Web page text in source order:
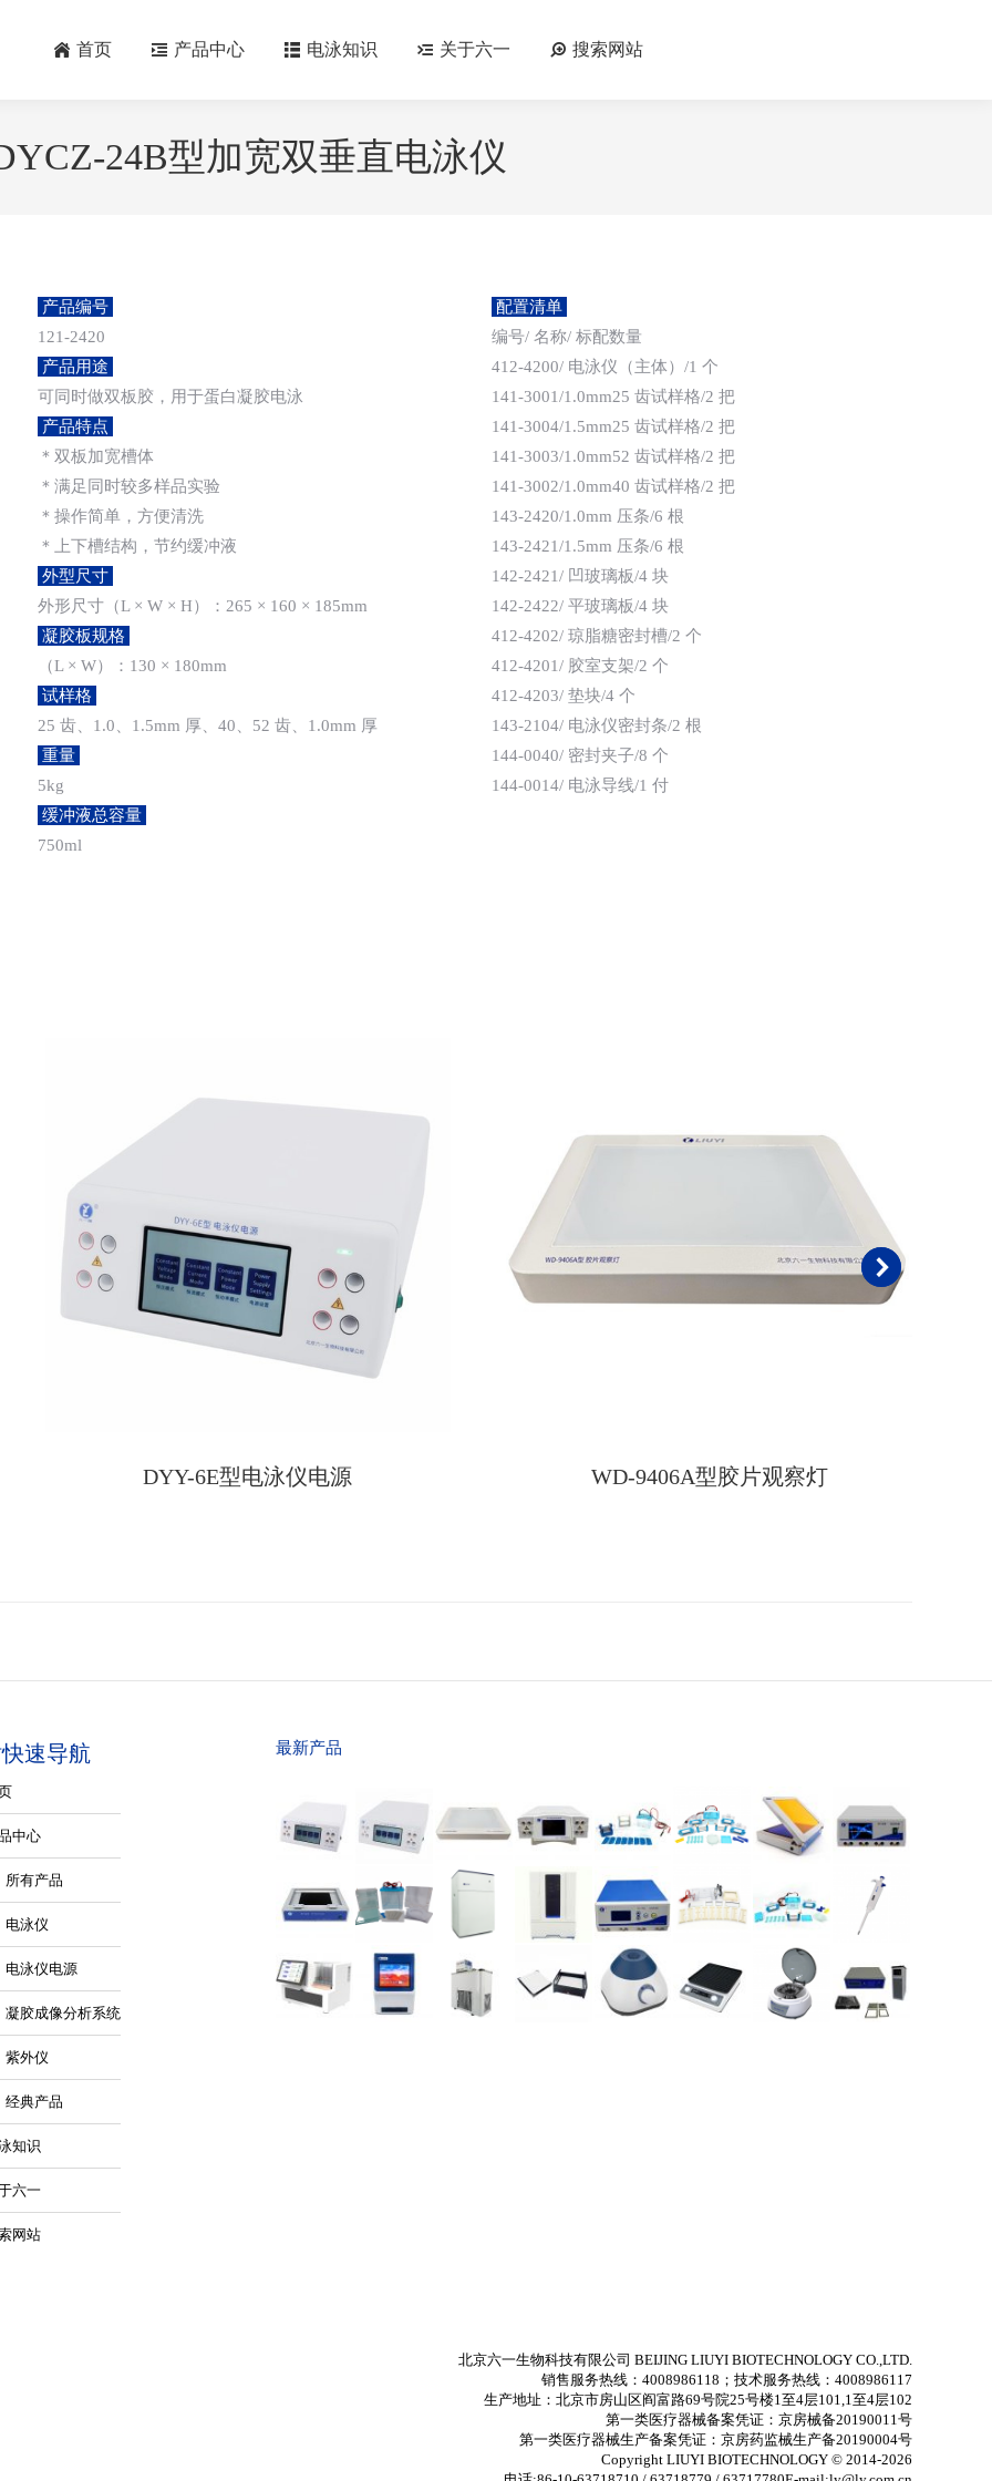
首页 产品中心 电泳知识 关于六一 搜索网站
24B型加宽双垂直电泳仪
产品编号
121-2420
产品用途
可同时做双板胶，用于蛋白凝胶电泳
产品特点
＊双板加宽槽体
＊满足同时较多样品实验
＊操作简单，方便清洗
＊上下槽结构，节约缓冲液
外型尺寸
外形尺寸（L × W × H）：265 × 160 × 185mm
凝胶板规格
（L × W）：130 × 180mm
试样格
25 齿、1.0、1.5mm 厚、40、52 齿、1.0mm 厚
重量
5kg
缓冲液总容量
750ml
配置清单
编号/ 名称/ 标配数量
412-4200/ 电泳仪（主体）/1 个
141-3001/1.0mm25 齿试样格/2 把
141-3004/1.5mm25 齿试样格/2 把
141-3003/1.0mm52 齿试样格/2 把
141-3002/1.0mm40 齿试样格/2 把
143-2420/1.0mm 压条/6 根
143-2421/1.5mm 压条/6 根
142-2421/ 凹玻璃板/4 块
142-2422/ 平玻璃板/4 块
412-4202/ 琼脂糖密封槽/2 个
412-4201/ 胶室支架/2 个
412-4203/ 垫块/4 个
143-2104/ 电泳仪密封条/2 根
144-0040/ 密封夹子/8 个
144-0014/ 电泳导线/1 付
DYY-6E型电泳仪电源 WD-9406A型胶片观察灯
速导航
中心
所有产品
电泳仪
电泳仪电源
凝胶成像分析系统
紫外仪
经典产品
知识
六一
网站
最新产品
北京六一生物科技有限公司 BEIJING LIUYI BIOTECHNOLOGY CO.,LTD.
销售服务热线：4008986118；技术服务热线：4008986117
生产地址：北京市房山区阎富路69号院25号楼1至4层101,1至4层102
第一类医疗器械备案凭证：京房械备20190011号
第一类医疗器械生产备案凭证：京房药监械生产备20190004号
Copyright LIUYI BIOTECHNOLOGY © 2014-2026